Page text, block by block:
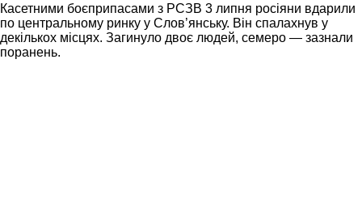
Касетними боєприпасами з РСЗВ 3 липня росіяни вдарили
по центральному ринку у Слов’янську. Він спалахнув у
декількох місцях. Загинуло двоє людей, семеро — зазнали
поранень.